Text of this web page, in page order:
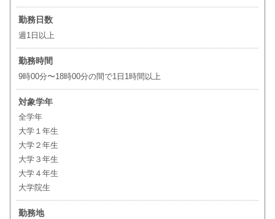
勤務日数
週1日以上
勤務時間
9時00分〜18時00分の間で1日1時間以上
対象学年
全学年
大学１年生
大学２年生
大学３年生
大学４年生
大学院生
勤務地